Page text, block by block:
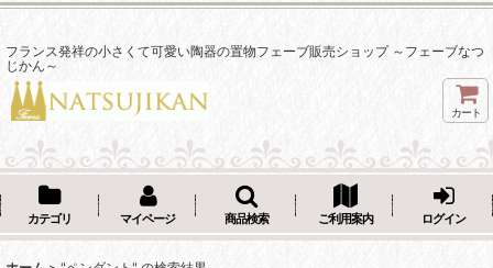
フランス発祥の小さくて可愛い陶器の置物フェーブ販売ショップ ～フェーブなつ
じかん～
カート
カテゴリ マイページ 商品検索 ご利用案内 ログイン